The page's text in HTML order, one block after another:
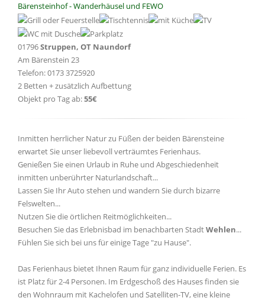
Bärensteinhof - Wanderhäusel und FEWO
01796Struppen, OT Naundorf
Am Bärenstein 23
Telefon: 0173 3725920
2 Betten + zusätzlich Aufbettung
Objekt pro Tag ab:55€
Inmitten herrlicher Natur zu Füßen der beiden Bärensteine
erwartet Sie unser liebevoll verträumtes Ferienhaus.
Genießen Sie einen Urlaub in Ruhe und Abgeschiedenheit
inmitten unberührter Naturlandschaft...
Lassen Sie Ihr Auto stehen und wandern Sie durch bizarre
Felswelten...
Nutzen Sie die örtlichen Reitmöglichkeiten...
Besuchen Sie das Erlebnisbad im benachbarten StadtWehlen...
Fühlen Sie sich bei uns für einige Tage "zu Hause".
Das Ferienhaus bietet Ihnen Raum für ganz individuelle Ferien. Es
ist Platz für 2-4 Personen. Im Erdgeschoß des Hauses finden sie
den Wohnraum mit Kachelofen und Satelliten-TV, eine kleine